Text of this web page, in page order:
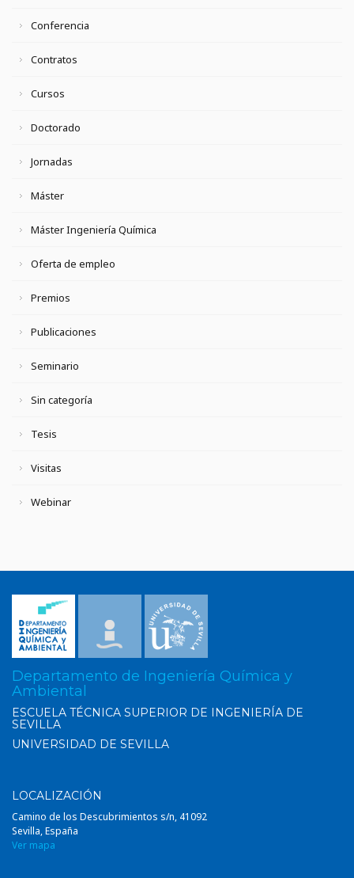
Conferencia
Contratos
Cursos
Doctorado
Jornadas
Máster
Máster Ingeniería Química
Oferta de empleo
Premios
Publicaciones
Seminario
Sin categoría
Tesis
Visitas
Webinar
Departamento de Ingeniería Química y
Ambiental
ESCUELA TÉCNICA SUPERIOR DE INGENIERÍA DE
SEVILLA
UNIVERSIDAD DE SEVILLA
LOCALIZACIÓN
Camino de los Descubrimientos s/n, 41092
Sevilla, España
Ver mapa